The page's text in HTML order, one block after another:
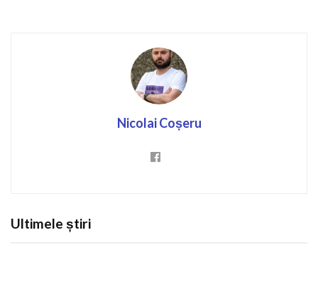
Nicolai Coșeru
Ultimele știri